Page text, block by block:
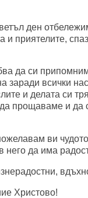
ден
и приятелите,
да си
заради всички
и делата си
прощаваме и да
ви
него да има
Христово!